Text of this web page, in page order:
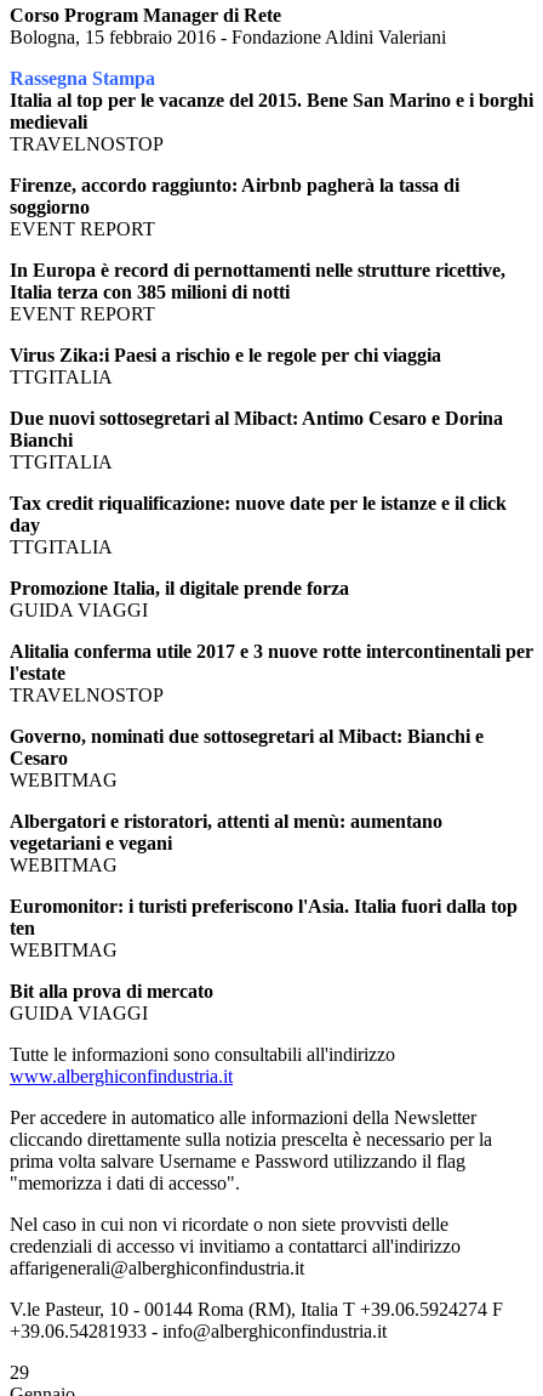
Corso Program Manager di Rete
Bologna, 15 febbraio 2016 - Fondazione Aldini Valeriani
Rassegna Stampa
Italia al top per le vacanze del 2015. Bene San Marino e i borghi
medievali
TRAVELNOSTOP
Firenze, accordo raggiunto: Airbnb pagherà la tassa di
soggiorno
EVENT REPORT
In Europa è record di pernottamenti nelle strutture ricettive,
Italia terza con 385 milioni di notti
EVENT REPORT
Virus Zika:i Paesi a rischio e le regole per chi viaggia
TTGITALIA
Due nuovi sottosegretari al Mibact: Antimo Cesaro e Dorina
Bianchi
TTGITALIA
Tax credit riqualificazione: nuove date per le istanze e il click
day
TTGITALIA
Promozione Italia, il digitale prende forza
GUIDA VIAGGI
Alitalia conferma utile 2017 e 3 nuove rotte intercontinentali per
l'estate
TRAVELNOSTOP
Governo, nominati due sottosegretari al Mibact: Bianchi e
Cesaro
WEBITMAG
Albergatori e ristoratori, attenti al menù: aumentano
vegetariani e vegani
WEBITMAG
Euromonitor: i turisti preferiscono l'Asia. Italia fuori dalla top
ten
WEBITMAG
Bit alla prova di mercato
GUIDA VIAGGI
Tutte le informazioni sono consultabili all'indirizzo
www.alberghiconfindustria.it
Per accedere in automatico alle informazioni della Newsletter
cliccando direttamente sulla notizia prescelta è necessario per la
prima volta salvare Username e Password utilizzando il flag
"memorizza i dati di accesso".
Nel caso in cui non vi ricordate o non siete provvisti delle
credenziali di accesso vi invitiamo a contattarci all'indirizzo
affarigenerali@alberghiconfindustria.it
V.le Pasteur, 10 - 00144 Roma (RM), Italia T +39.06.5924274 F
+39.06.54281933 - info@alberghiconfindustria.it
29